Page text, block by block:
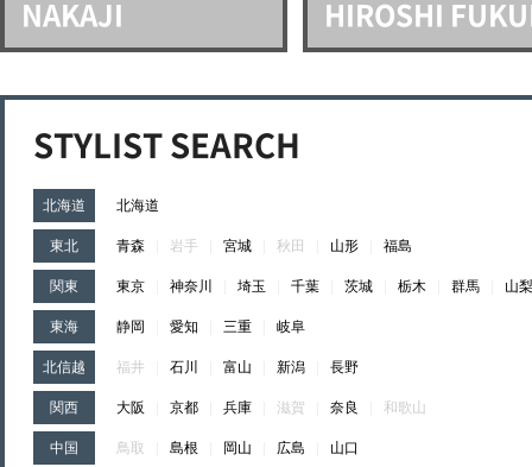
NAKAJI HIROSHI
STYLIST SEARCH
北海道 北海道
東北 青森 岩手 宮城 秋田 山形 福島
関東 東京 神奈川 埼玉 千葉 茨城 栃木 群馬 山梨
東海 静岡 愛知 三重 岐阜
北信越 福井 石川 富山 新潟 長野
関西 大阪 京都 兵庫 滋賀 奈良 和歌山
中国 鳥取 島根 岡山 広島 山口